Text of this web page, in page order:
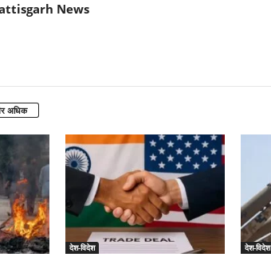
News
अधिक
देश-विदेश देश-विदेश